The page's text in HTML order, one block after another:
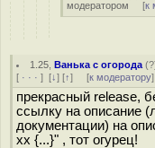
модератором [к
1.25 ,Ванька с огорода (?
[ · · · ] [↓] [↑] [к модератору]
прекрасный release,
ссылку на описание
документации) на
xx {...}" , тот огурец!